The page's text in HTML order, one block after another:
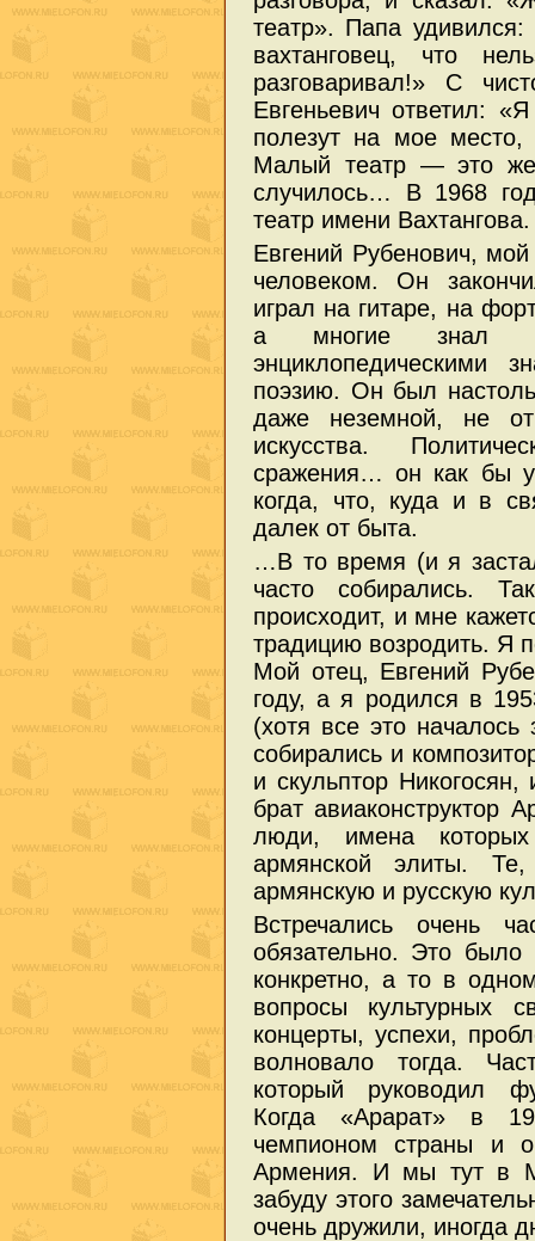
театр». Папа
вахтанговец, что
разговаривал!» С
Евгеньевич ответил:
полезут на мое
Малый театр — это
случилось… В 1968
театр имени Вахтангова.
Евгений Рубенович,
человеком. Он
играл на гитаре, на
а многие знал
энциклопедическими
поэзию. Он был
даже неземной, не
искусства.
сражения… он как бы
когда, что, куда и в
далек от быта.
…В то время (и я
часто собирались.
происходит, и мне
традицию возродить. Я
Мой отец, Евгений
году, а я родился в
(хотя все это
собирались и
и скульптор
брат авиаконструктор
люди, имена которых
армянской элиты.
армянскую и русскую
Встречались очень
обязательно. Это
конкретно, а то в
вопросы культурных
концерты, успехи,
волновало тогда.
который руководил
Когда «Арарат» в
чемпионом страны и
Армения. И мы тут в
забуду этого
очень дружили, иногда